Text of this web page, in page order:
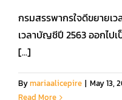
สมัครใช้งานฟรี
เข้าสู่ระบบ​
กรมสรรพากรใจดีขยายเว
เวลาบัญชีปี 2563 ออกไป
[...]
Bymariaalicepire | May 13,
Read More